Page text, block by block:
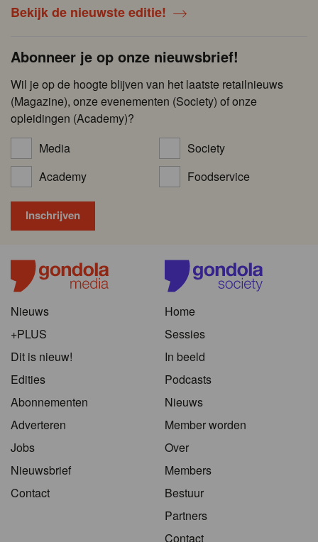
Bekijk de nieuwste editie!
Abonneer je op onze nieuwsbrief!
Wil je op de hoogte blijven van het laatste retailnieuws
(Magazine), onze evenementen (Society) of onze
opleidingen (Academy)?
Media
Society
Academy
Foodservice
Nieuws
+PLUS
Dit is nieuw!
Edities
Abonnementen
Adverteren
Jobs
Nieuwsbrief
Contact
Home
Sessies
In beeld
Podcasts
Nieuws
Member worden
Over
Members
Bestuur
Partners
Contact